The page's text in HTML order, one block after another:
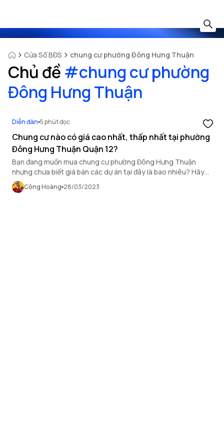
Cửa Sổ BĐS chung cư phường Đông Hưng Thuận
Chủ đề #chung cư phường
Đông Hưng Thuận
Diễn đàn 5 phút đọc
Chung cư nào có giá cao nhất, thấp nhất tại phường
Đông Hưng Thuận Quận 12?
Bạn đang muốn mua chung cư phường Đông Hưng Thuận
nhưng chưa biết giá bán các dự án tại đây là bao nhiêu? Hãy
cùng OneHousing tìm hiểu chung cư giá cao nhất, thấp nhất ở
khu vực này nhé!
Công Hoàng 28/03/2023